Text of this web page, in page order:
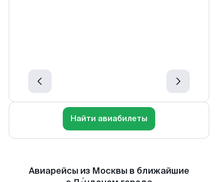
Найти авиабилеты
Авиарейсы из Москвы в ближайшие